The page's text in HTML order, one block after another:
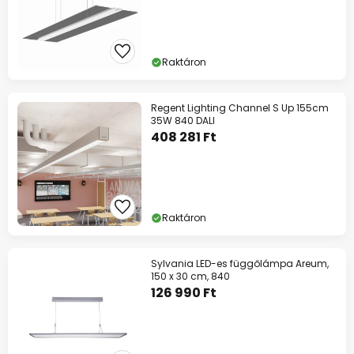
Raktáron
Regent Lighting Channel S Up 155cm
35W 840 DALI
408 281 Ft
Raktáron
Sylvania LED-es függőlámpa Areum,
150 x 30 cm, 840
126 990 Ft